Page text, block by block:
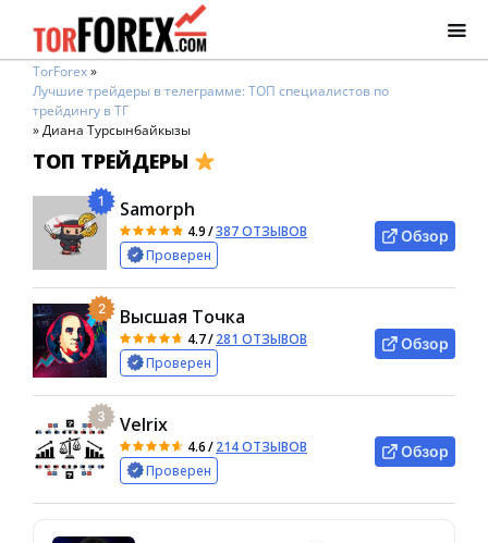
TorForex»
Лучшие трейдеры в телеграмме: ТОП специалистов по
трейдингу в ТГ
»Диана Турсынбайкызы
ТОП ТРЕЙДЕРЫ
1 Samorph
4.9/387 ОТЗЫВОВ
Проверен
Обзор
2 Высшая Точка
4.7/281 ОТЗЫВОВ
Проверен
Обзор
3 Velrix
4.6/214 ОТЗЫВОВ
Проверен
Обзор